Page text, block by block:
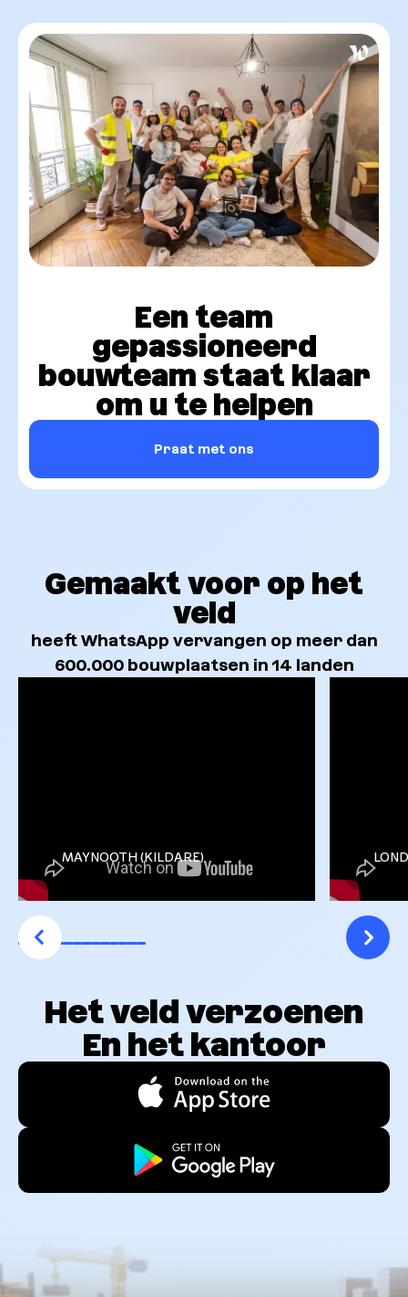
Een team
gepassioneerd
bouwteam staat klaar
om u te helpen
Praat met ons
Gemaakt voor op het
veld
heeft WhatsApp vervangen op meer dan
600.000 bouwplaatsen in 14 landen
MAYNOOTH (KILDARE)
Het veld verzoenen
En het kantoor